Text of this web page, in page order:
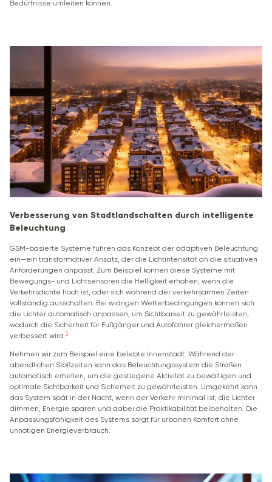
Bedürfnisse umleiten können.
Verbesserung von Stadtlandschaften durch intelligente
Beleuchtung
GSM-basierte Systeme führen das Konzept der adaptiven Beleuchtung
ein—ein transformativer Ansatz, der die Lichtintensität an die situativen
Anforderungen anpasst. Zum Beispiel können diese Systeme mit
Bewegungs- und Lichtsensoren die Helligkeit erhöhen, wenn die
Verkehrsdichte hoch ist, oder sich während der verkehrsarmen Zeiten
vollständig ausschalten. Bei widrigen Wetterbedingungen können sich
die Lichter automatisch anpassen, um Sichtbarkeit zu gewährleisten,
wodurch die Sicherheit für Fußgänger und Autofahrer gleichermaßen
verbessert wird.2
Nehmen wir zum Beispiel eine belebte Innenstadt. Während der
abendlichen Stoßzeiten kann das Beleuchtungssystem die Straßen
automatisch erhellen, um die gestiegene Aktivität zu bewältigen und
optimale Sichtbarkeit und Sicherheit zu gewährleisten. Umgekehrt kann
das System spät in der Nacht, wenn der Verkehr minimal ist, die Lichter
dimmen, Energie sparen und dabei die Praktikabilität beibehalten. Die
Anpassungsfähigkeit des Systems sorgt für urbanen Komfort ohne
unnötigen Energieverbrauch.